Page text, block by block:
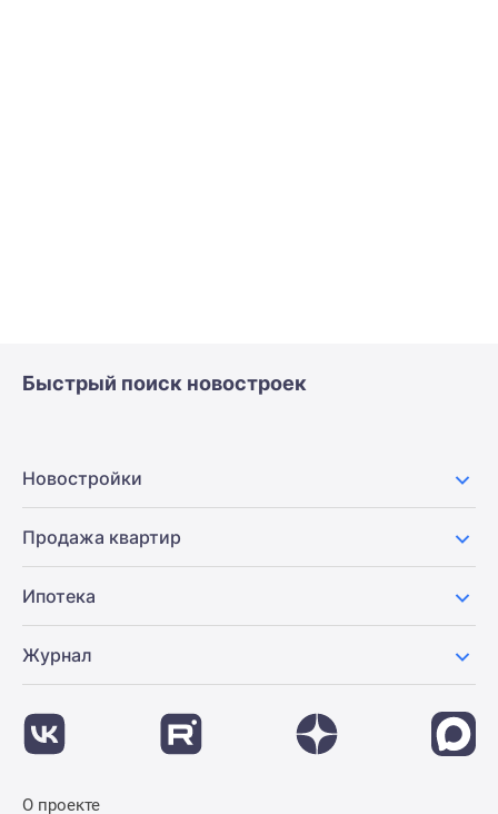
Быстрый поиск новостроек
Новостройки
Продажа квартир
Ипотека
Журнал
О проекте